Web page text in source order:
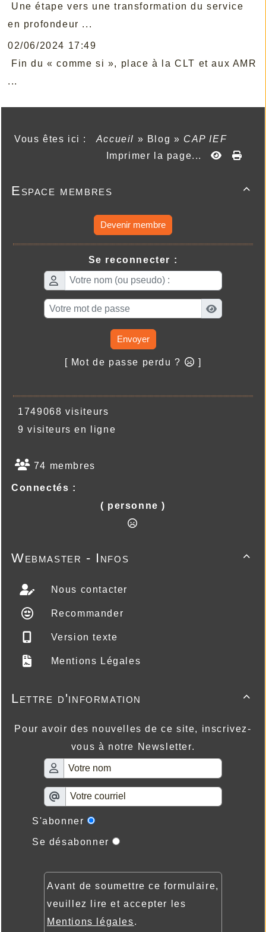
Une étape vers une transformation du service
en profondeur ...
02/06/2024 17:49
Fin du « comme si », place à la CLT et aux AMR
...
Vous êtes ici : Accueil » Blog » CAP IEF
Imprimer la page...

Espace membres
Devenir membre
Se reconnecter :
Envoyer
[ Mot de passe perdu ? ]
1749068 visiteurs
9 visiteurs en ligne
74 membres
Connectés :
( personne )

Webmaster - Infos
Nous contacter
Recommander
Version texte
Mentions Légales

Lettre d'information
Pour avoir des nouvelles de ce site, inscrivez-
vous à notre Newsletter.
S'abonner
Se désabonner
Avant de soumettre ce formulaire,
veuillez lire et accepter les
Mentions légales.